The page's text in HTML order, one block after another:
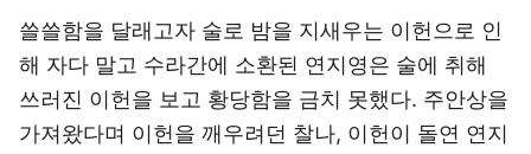
쓸쓸함을 달래고자 술로 밤을 지새우는 이헌으로 인
해 자다 말고 수라간에 소환된 연지영은 술에 취해
쓰러진 이헌을 보고 황당함을 금치 못했다. 주안상을
가져왔다며 이헌을 깨우려던 찰나, 이헌이 돌연 연지